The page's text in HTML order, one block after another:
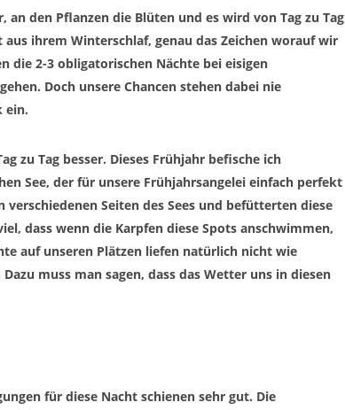
an den Pflanzen die Blüten und es wird von Tag zu Tag
ihrem Winterschlaf, genau das Zeichen worauf wir
die 2-3 obligatorischen Nächte bei eisigen
Doch unsere Chancen stehen dabei nie
ein.
zu Tag besser. Dieses Frühjahr befische ich
See, der für unsere Frühjahrsangelei einfach perfekt
Seiten des Sees und befütterten diese
dass wenn die Karpfen diese Spots anschwimmen,
auf unseren Plätzen liefen natürlich nicht wie
muss man sagen, dass das Wetter uns in diesen
für diese Nacht schienen sehr gut. Die